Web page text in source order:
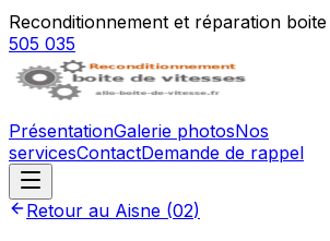
Reconditionnement et réparation boite
505 035
PrésentationGalerie photosNos
servicesContactDemande de rappel
Retour au Aisne (02)